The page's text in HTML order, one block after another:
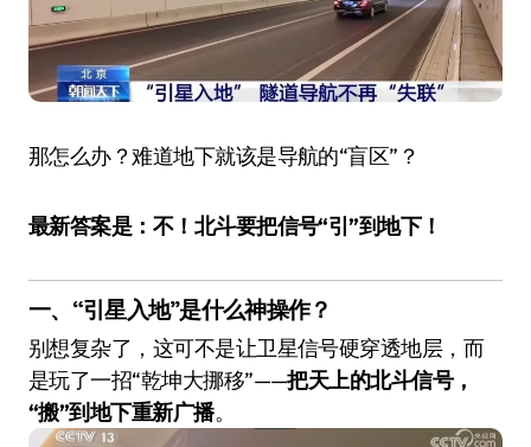
那怎么办？难道地下就该是导航的“盲区”？
最新答案是：不！北斗要把信号“引”到地下！
一、“引星入地”是什么神操作？
别想复杂了，这可不是让卫星信号硬穿透地层，而
是玩了一招“乾坤大挪移”——把天上的北斗信号，
“搬”到地下重新广播。